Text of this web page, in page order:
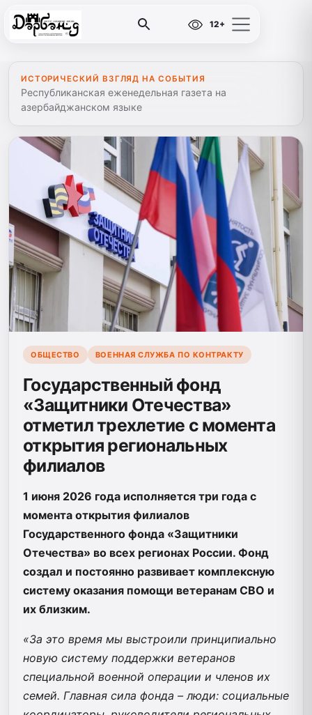
12+
ИСТОРИЧЕСКИЙ ВЗГЛЯД НА СОБЫТИЯ
Республиканская еженедельная газета на
азербайджанском языке
ОБЩЕСТВО ВОЕННАЯ СЛУЖБА ПО КОНТРАКТУ
Государственный фонд
«Защитники Отечества»
отметил трехлетие с момента
открытия региональных
филиалов
1 июня 2026 года исполняется три года с
момента открытия филиалов
Государственного фонда «Защитники
Отечества» во всех регионах России. Фонд
создал и постоянно развивает комплексную
систему оказания помощи ветеранам СВО и
их близким.
«За это время мы выстроили принципиально
новую систему поддержки ветеранов
специальной военной операции и членов их
семей. Главная сила фонда – люди: социальные